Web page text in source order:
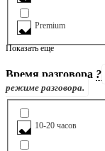
Premium
Показать еще
Время разговора ?
режиме разговора.
10-20 часов